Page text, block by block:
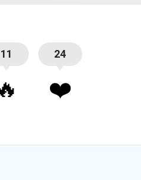
11 24
❤️